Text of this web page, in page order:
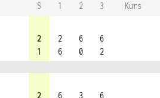
S 1 2 3
Kurs
2
1
2
6
6
0
6
2
2
6
3
6